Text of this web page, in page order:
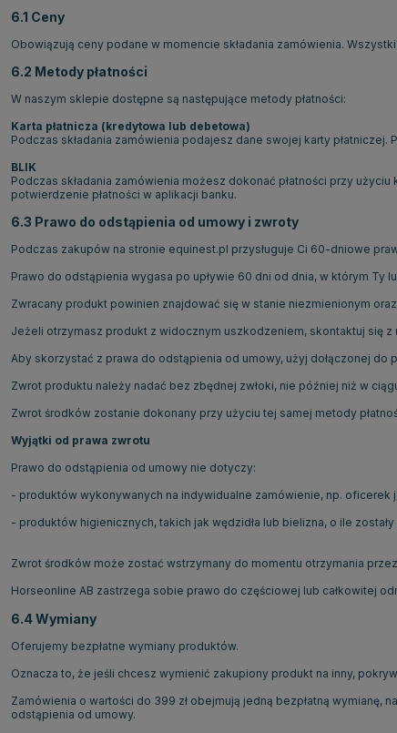
6.1 Ceny
Obowiązują ceny podane w momencie składania zamówienia.
6.2 Metody płatności
W naszym sklepie dostępne są następujące metody płatności:
Karta płatnicza (kredytowa lub debetowa)
Podczas składania zamówienia podajesz dane swojej karty płatniczej.
BLIK
Podczas składania zamówienia możesz dokonać płatności przy
potwierdzenie płatności w aplikacji banku.
6.3 Prawo do odstąpienia od umowy i zwroty
Podczas zakupów na stronie equinest.pl przysługuje Ci 60-dniowe
Prawo do odstąpienia wygasa po upływie 60 dni od dnia, w którym
Zwracany produkt powinien znajdować się w stanie niezmienionym
Jeżeli otrzymasz produkt z widocznym uszkodzeniem, skontaktuj się z
Aby skorzystać z prawa do odstąpienia od umowy, użyj dołączonej do
Zwrot produktu należy nadać bez zbędnej zwłoki, nie później niż w
Zwrot środków zostanie dokonany przy użyciu tej samej metody
Wyjątki od prawa zwrotu
Prawo do odstąpienia od umowy nie dotyczy:
- produktów wykonywanych na indywidualne zamówienie, np.
- produktów higienicznych, takich jak wędzidła lub bielizna, o ile
Zwrot środków może zostać wstrzymany do momentu otrzymania
Horseonline AB zastrzega sobie prawo do częściowej lub całkowitej
6.4 Wymiany
Oferujemy bezpłatne wymiany produktów.
Oznacza to, że jeśli chcesz wymienić zakupiony produkt na inny,
Zamówienia o wartości do 399 zł obejmują jedną bezpłatną
odstąpienia od umowy.